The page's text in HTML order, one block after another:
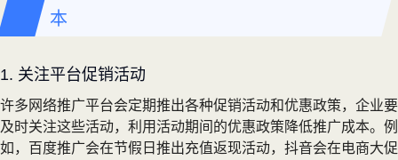
本
1. 关注平台促销活动
许多网络推广平台会定期推出各种促销活动和优惠政策，企业要
及时关注这些活动，利用活动期间的优惠政策降低推广成本。例
如，百度推广会在节假日推出充值返现活动，抖音会在电商大促